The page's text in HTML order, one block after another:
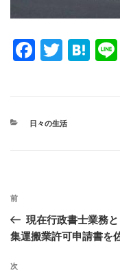
F
e
T
er
H
カ
日々の生活
投
ナ
ゲ
過
去
の
稿
前
現在行政書士業務
集運搬業許可申請書を
次
次